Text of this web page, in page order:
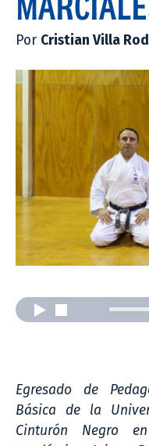
Por Cristian Villa
Egresado de
Básica de la
Cinturón Negro